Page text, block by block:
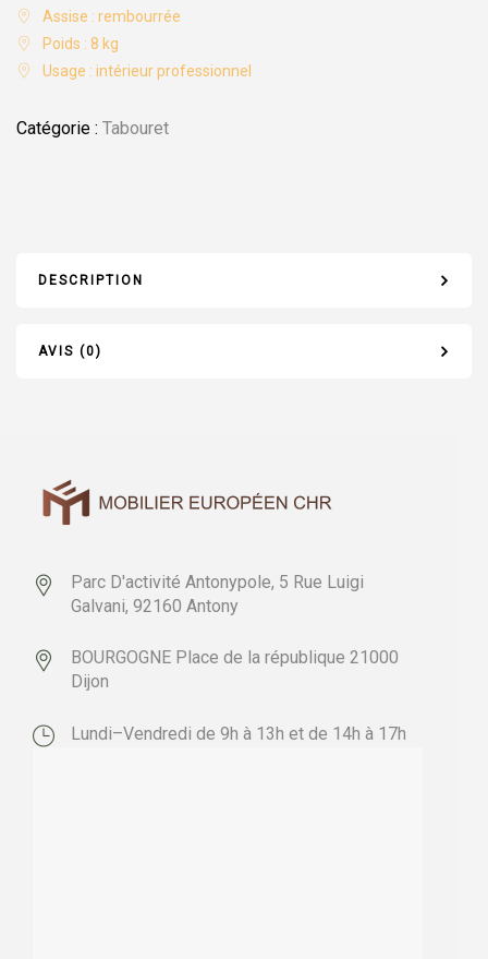
Assise : rembourrée
Poids : 8 kg
Usage : intérieur professionnel
Catégorie : Tabouret
DESCRIPTION
AVIS (0)
Parc D'activité Antonypole, 5 Rue Luigi
Galvani, 92160 Antony
BOURGOGNE Place de la république 21000
Dijon
Lundi–Vendredi de 9h à 13h et de 14h à 17h